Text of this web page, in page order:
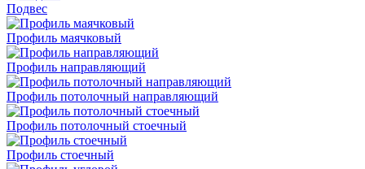
Подвес
Профиль маячковый
Профиль направляющий
Профиль потолочный направляющий
Профиль потолочный стоечный
Профиль стоечный